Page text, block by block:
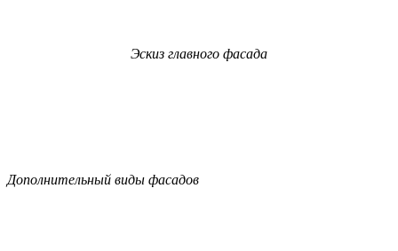
Эскиз главного фасада
Дополнительный виды фасадов